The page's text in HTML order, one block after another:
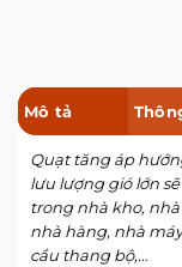
Mô tả
Quạt tăng áp
lưu lượng gió lớn
trong nhà kho,
nhà hàng, nhà
cầu thang bộ,…